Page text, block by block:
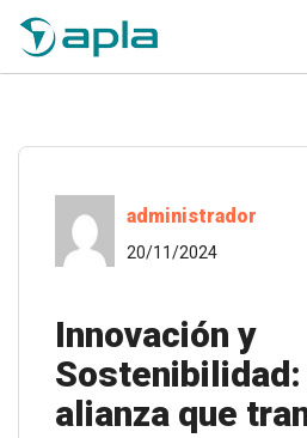
administrador
20/11/2024
Innovación y
Sostenibilidad:
alianza que